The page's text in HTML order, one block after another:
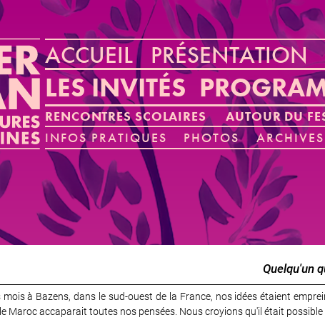
ACCUEIL PRÉSENTATION
LES INVITÉS
RENCONTRES SCOLAIRES AUTOUR DU
INFOS PRATIQUES
PHOTOS ARCHIVES
Quelqu'un
à Bazens, dans le sud-ouest de la France, nos idées étaient
Maroc accaparait toutes nos pensées. Nous croyions qu'il était